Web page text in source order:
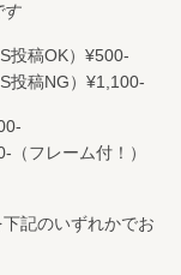
す
投稿OK）¥500-
NG）¥1,100-
フレーム付！）
のいずれかでお